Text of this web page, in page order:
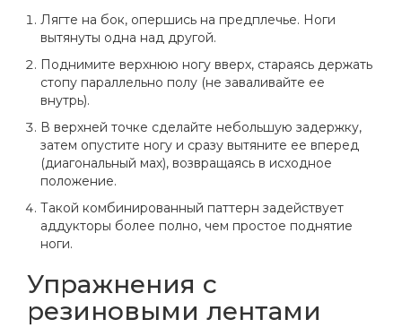
Лягте на бок, опершись на предплечье. Ноги
вытянуты одна над другой.
Поднимите верхнюю ногу вверх, стараясь держать
стопу параллельно полу (не заваливайте ее
внутрь).
В верхней точке сделайте небольшую задержку,
затем опустите ногу и сразу вытяните ее вперед
(диагональный мах), возвращаясь в исходное
положение.
Такой комбинированный паттерн задействует
аддукторы более полно, чем простое поднятие
ноги.
Упражнения с
резиновыми лентами